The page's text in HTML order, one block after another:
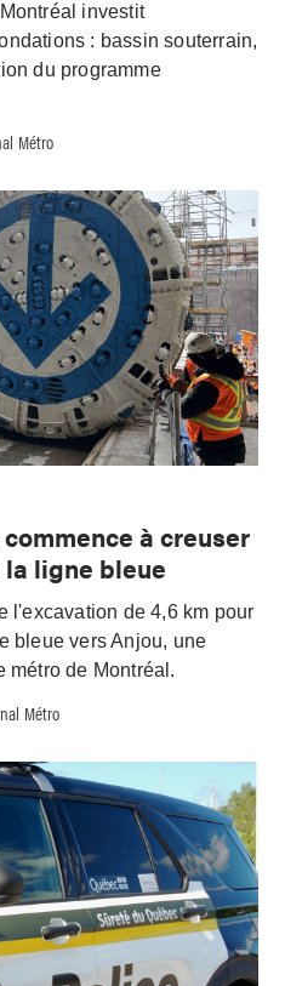
investit
: bassin souterrain,
du programme
Métro
à creuser
ligne bleue
l'excavation de 4,6 km pour
bleue vers Anjou, une
métro de Montréal.
Métro